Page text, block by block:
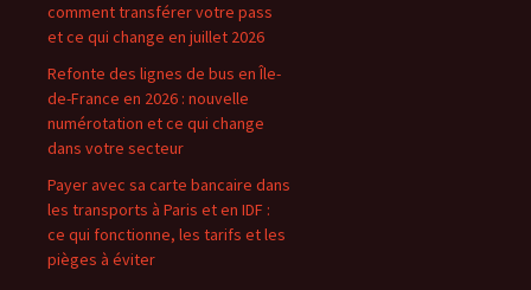
comment transférer votre pass
et ce qui change en juillet 2026
Refonte des lignes de bus en Île-
de-France en 2026 : nouvelle
numérotation et ce qui change
dans votre secteur
Payer avec sa carte bancaire dans
les transports à Paris et en IDF :
ce qui fonctionne, les tarifs et les
pièges à éviter